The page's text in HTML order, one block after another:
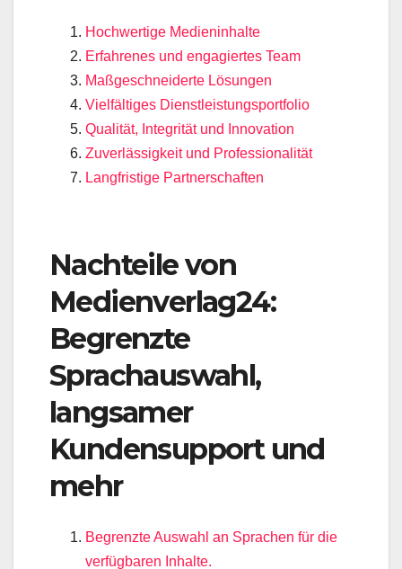
Hochwertige Medieninhalte
Erfahrenes und engagiertes Team
Maßgeschneiderte Lösungen
Vielfältiges Dienstleistungsportfolio
Qualität, Integrität und Innovation
Zuverlässigkeit und Professionalität
Langfristige Partnerschaften
Nachteile von
Medienverlag24:
Begrenzte
Sprachauswahl,
langsamer
Kundensupport und
mehr
Begrenzte Auswahl an Sprachen für die
verfügbaren Inhalte.